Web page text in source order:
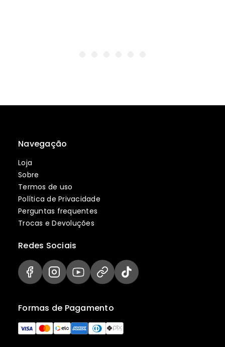
Navegação
Loja
Sobre
Termos de uso
Política de Privacidade
Perguntas frequentes
Trocas e Devoluções
Formas de Pagamento
Redes Sociais